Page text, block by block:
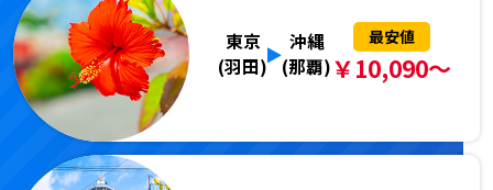
東京
(羽田)
沖縄
(那覇)
最安値
￥10,090～